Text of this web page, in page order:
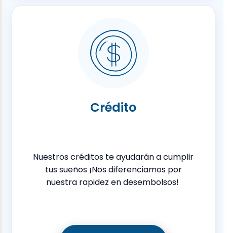
Crédito
Nuestros créditos te ayudarán a cumplir
tus sueños ¡Nos diferenciamos por
nuestra rapidez en desembolsos!